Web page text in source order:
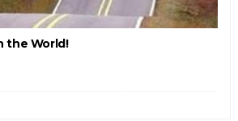
the World!